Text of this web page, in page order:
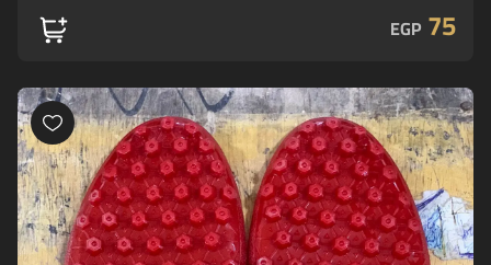
75
EGP